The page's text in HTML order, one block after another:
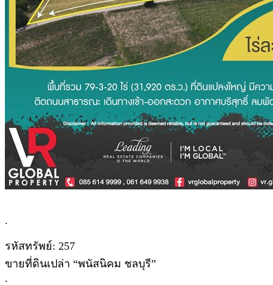
.
รหัสทรัพย์: 257
ขายที่ดินเปล่า “พนัสนิคม ชลบุรี”
.